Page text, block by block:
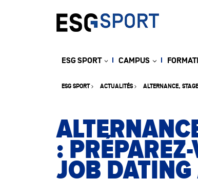
ESG SPORT ACTUALITÉS ALTERNANCE,
:
JOB
ESG SPORT CAMPUS